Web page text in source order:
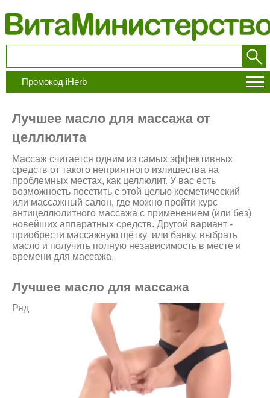
Промокод iHerb
Лучшее масло для массажа от
целлюлита
Массаж считается одним из самых эффективных
средств от такого неприятного излишества на
проблемных местах, как целлюлит. У вас есть
возможность посетить с этой целью косметический
или массажный салон, где можно пройти курс
антицеллюлитного массажа с применением (или без)
новейших аппаратных средств. Другой вариант -
приобрести массажную щётку или банку, выбрать
масло и получить полную независимость в месте и
времени для массажа.
Лучшее масло для массажа
Ряд